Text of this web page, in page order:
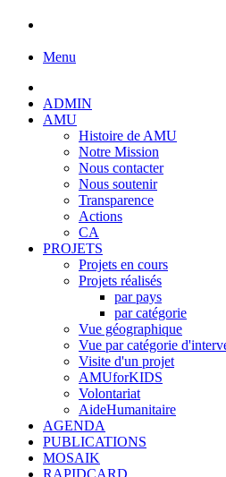
Menu
ADMIN
AMU
Histoire de AMU
Notre Mission
Nous contacter
Nous soutenir
Transparence
Actions
CA
PROJETS
Projets en cours
Projets réalisés
par pays
par catégorie
Vue géographique
Vue par catégorie
Visite d'un projet
AMUforKIDS
Volontariat
AideHumanitaire
AGENDA
PUBLICATIONS
MOSAIK